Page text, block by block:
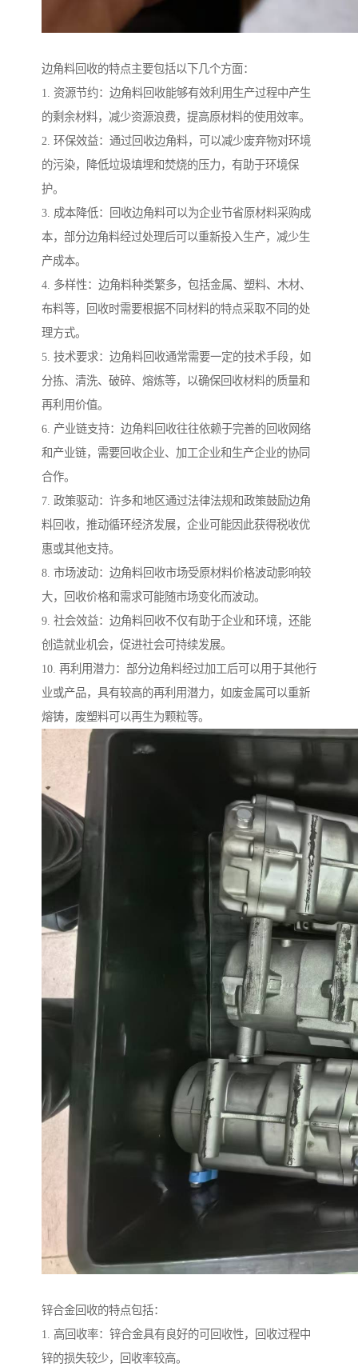
边角料回收的特点主要包括以下几个方面：
1. 资源节约：边角料回收能够有效利用生产过程中产生
的剩余材料，减少资源浪费，提高原材料的使用效率。
2. 环保效益：通过回收边角料，可以减少废弃物对环境
的污染，降低垃圾填埋和焚烧的压力，有助于环境保
护。
3. 成本降低：回收边角料可以为企业节省原材料采购成
本，部分边角料经过处理后可以重新投入生产，减少生
产成本。
4. 多样性：边角料种类繁多，包括金属、塑料、木材、
布料等，回收时需要根据不同材料的特点采取不同的处
理方式。
5. 技术要求：边角料回收通常需要一定的技术手段，如
分拣、清洗、破碎、熔炼等，以确保回收材料的质量和
再利用价值。
6. 产业链支持：边角料回收往往依赖于完善的回收网络
和产业链，需要回收企业、加工企业和生产企业的协同
合作。
7. 政策驱动：许多和地区通过法律法规和政策鼓励边角
料回收，推动循环经济发展，企业可能因此获得税收优
惠或其他支持。
8. 市场波动：边角料回收市场受原材料价格波动影响较
大，回收价格和需求可能随市场变化而波动。
9. 社会效益：边角料回收不仅有助于企业和环境，还能
创造就业机会，促进社会可持续发展。
10. 再利用潜力：部分边角料经过加工后可以用于其他行
业或产品，具有较高的再利用潜力，如废金属可以重新
熔铸，废塑料可以再生为颗粒等。
锌合金回收的特点包括：
1. 高回收率：锌合金具有良好的可回收性，回收过程中
锌的损失较少，回收率较高。